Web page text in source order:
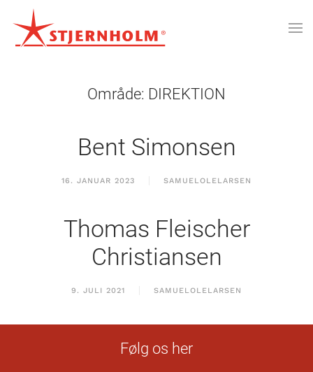
Område: DIREKTION
Bent Simonsen
16. JANUAR 2023 SAMUELOLELARSEN
Thomas Fleischer
Christiansen
9. JULI 2021 SAMUELOLELARSEN
Følg os her